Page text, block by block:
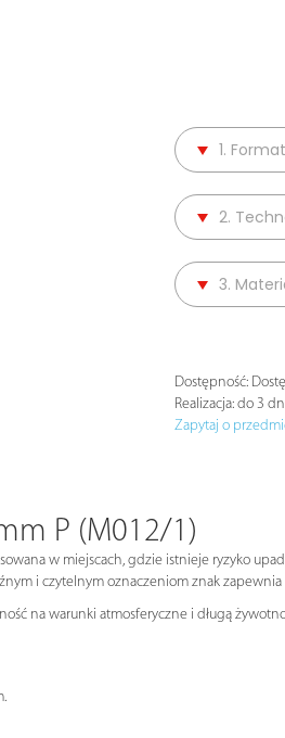
1.
2.
3.
Dostępność:
Realizacja: do 3
Zapytaj o
P (M012/1)
w miejscach, gdzie istnieje ryzyko
i czytelnym oznaczeniom znak
na warunki atmosferyczne i długą